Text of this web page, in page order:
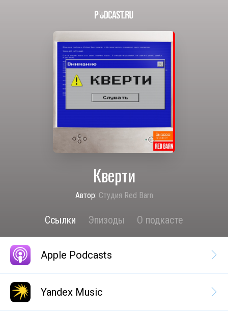
Кверти
Автор: Студия Red Barn
Ссылки Эпизоды О подкасте
Apple Podcasts
Yandex Music